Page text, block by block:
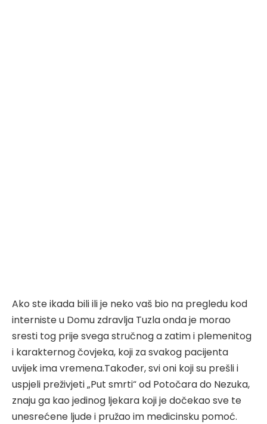
Ako ste ikada bili ili je neko vaš bio na pregledu kod
interniste u Domu zdravlja Tuzla onda je morao
sresti tog prije svega stručnog a zatim i plemenitog
i karakternog čovjeka, koji za svakog pacijenta
uvijek ima vremena.Također, svi oni koji su prešli i
uspjeli preživjeti „Put smrti“ od Potočara do Nezuka,
znaju ga kao jedinog ljekara koji je dočekao sve te
unesrećene ljude i pružao im medicinsku pomoć.